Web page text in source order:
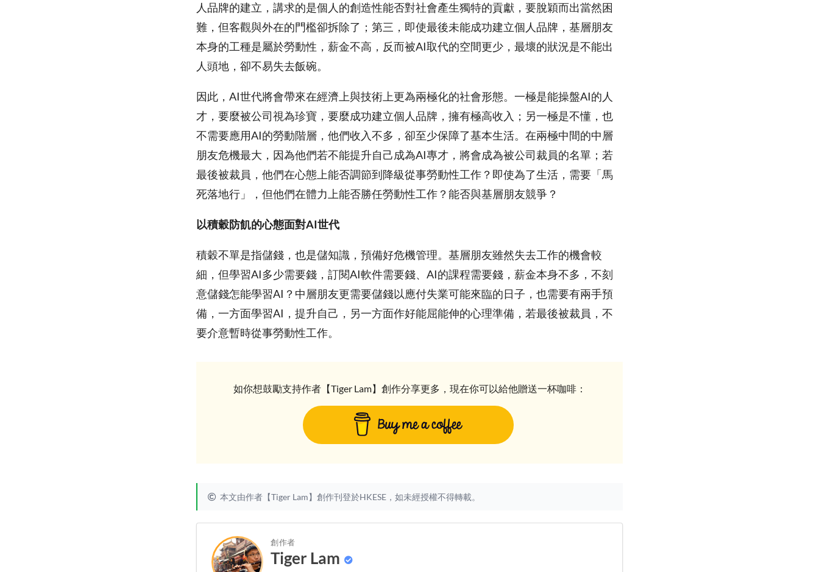
人品牌的建立，講求的是個人的創造性能否對社會產生獨特的貢獻，要脫穎而出當然困
難，但客觀與外在的門檻卻拆除了；第三，即使最後未能成功建立個人品牌，基層朋友
本身的工種是屬於勞動性，薪金不高，反而被AI取代的空間更少，最壞的狀況是不能出
人頭地，卻不易失去飯碗。
因此，AI世代將會帶來在經濟上與技術上更為兩極化的社會形態。一極是能操盤AI的人
才，要麼被公司視為珍寶，要麼成功建立個人品牌，擁有極高收入；另一極是不懂，也
不需要應用AI的勞動階層，他們收入不多，卻至少保障了基本生活。在兩極中間的中層
朋友危機最大，因為他們若不能提升自己成為AI專才，將會成為被公司裁員的名單；若
最後被裁員，他們在心態上能否調節到降級從事勞動性工作？即使為了生活，需要「馬
死落地行」，但他們在體力上能否勝任勞動性工作？能否與基層朋友競爭？
以積穀防飢的心態面對AI世代
積穀不單是指儲錢，也是儲知識，預備好危機管理。基層朋友雖然失去工作的機會較
細，但學習AI多少需要錢，訂閱AI軟件需要錢、AI的課程需要錢，薪金本身不多，不刻
意儲錢怎能學習AI？中層朋友更需要儲錢以應付失業可能來臨的日子，也需要有兩手預
備，一方面學習AI，提升自己，另一方面作好能屈能伸的心理準備，若最後被裁員，不
要介意暫時從事勞動性工作。
如你想鼓勵支持作者【Tiger Lam】創作分享更多，現在你可以給他贈送一杯咖啡：
本文由作者【Tiger Lam】創作刊登於HKESE，如未經授權不得轉載。
創作者
Tiger Lam